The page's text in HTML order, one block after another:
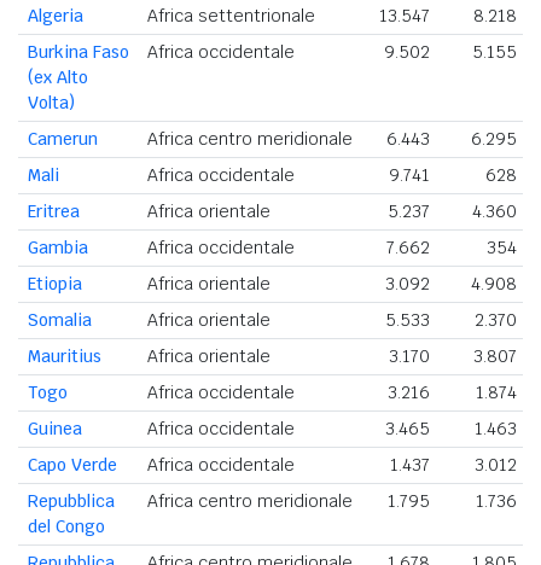
Algeria Africa settentrionale 13.547
8.218
Burkina Faso
(ex Alto
Volta)
Africa occidentale 9.502 5.155
Camerun Africa centro meridionale 6.443
6.295
Mali
Africa occidentale 9.741
628
Eritrea
Africa orientale 5.237
4.360
Gambia
Africa occidentale 7.662
354
Etiopia
Africa orientale 3.092
4.908
Somalia
Africa orientale 5.533
2.370
Mauritius
Africa orientale 3.170
3.807
Togo
Africa occidentale 3.216
1.874
Guinea
Africa occidentale 3.465
1.463
Capo Verde
Africa occidentale 1.437
3.012
Repubblica
del Congo
Africa centro meridionale 1.795 1.736